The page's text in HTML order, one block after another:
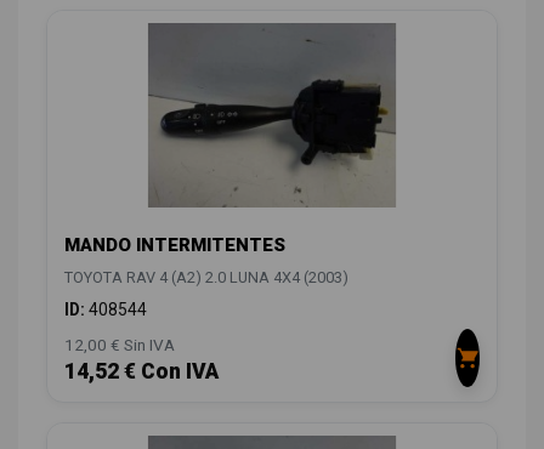
MANDO INTERMITENTES
TOYOTA RAV 4 (A2) 2.0 LUNA 4X4 (2003)
ID: 408544
12,00 € Sin IVA
14,52 € Con IVA